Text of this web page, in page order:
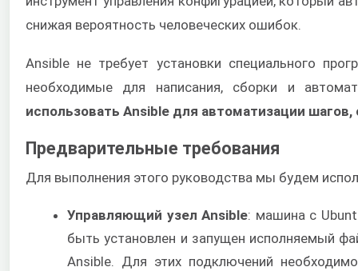
снижая вероятность человеческих ошибок.
Ansible не требует установки специального
необходимые для написания, сборки и
использовать Ansible для автоматизации
Предварительные требования
Для выполнения этого руководства мы будем
Управляющий узел Ansible: машина с
быть установлен и запущен исполняемый
Ansible. Для этих подключений